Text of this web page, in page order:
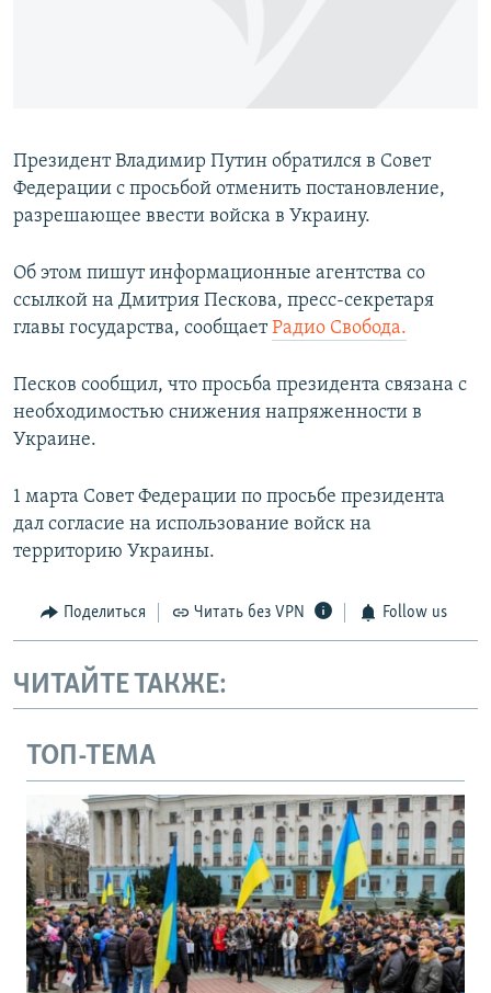
Все сайты RFE/RL
Президент Владимир Путин обратился в Совет
Федерации с просьбой отменить постановление,
разрешающее ввести войска в Украину.
Об этом пишут информационные агентства со
ссылкой на Дмитрия Пескова, пресс-секретаря
главы государства, сообщаетРадио Свобода.
Песков сообщил, что просьба президента связана с
необходимостью снижения напряженности в
Украине.
1 марта Совет Федерации по просьбе президента
дал согласие на использование войск на
территорию Украины.
Поделиться Читать без VPN Follow us
ЧИТАЙТЕ ТАКЖЕ:
ТОП-ТЕМА